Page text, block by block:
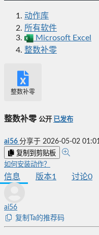
动作库
所有软件
Microsoft Excel
整数补零
整数补零
整数补零 公开 已发布
ai56 分享于 2026-05-02 01:01
复制到剪贴板
如何安装动作？
信息 版本1 讨论0
ai56
复制Ta的推荐码